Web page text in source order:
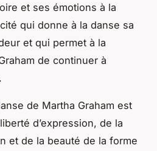
et ses émotions à la
qui donne à la danse sa
et qui permet à la
de continuer à
de Martha Graham est
d’expression, de la
et de la beauté de la forme